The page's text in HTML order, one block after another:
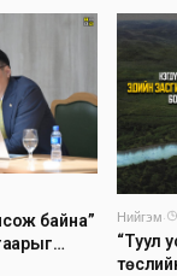
өгч
байна”
Нийгэм·
“Туул